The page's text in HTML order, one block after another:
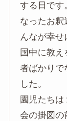
する日です
なったお釈
んなが幸
国中に教
者ばかりで
した。
園児たち
会の掛図の